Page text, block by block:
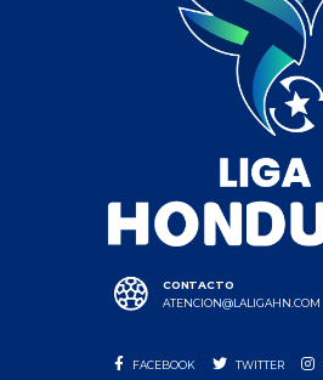
CONTACTO
ATENCION@LALIGAHN.COM
FACEBOOK TWITTER